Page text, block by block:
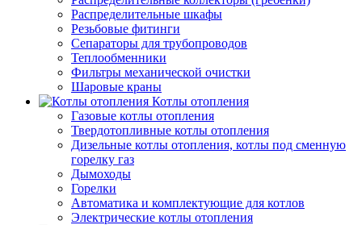
Распределительные шкафы
Резьбовые фитинги
Сепараторы для трубопроводов
Теплообменники
Фильтры механической очистки
Шаровые краны
Котлы отопления
Газовые котлы отопления
Твердотопливные котлы отопления
Дизельные котлы отопления, котлы под сменную
горелку газ
Дымоходы
Горелки
Автоматика и комплектующие для котлов
Электрические котлы отопления